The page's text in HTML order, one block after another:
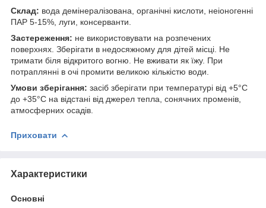
Склад: вода демінералізована, органічні кислоти, неіоногенні
ПАР 5-15%, луги, консерванти.
Застереження: не використовувати на розпечених
поверхнях. Зберігати в недосяжному для дітей місці. Не
тримати біля відкритого вогню. Не вживати як їжу. При
потраплянні в очі промити великою кількістю води.
Умови зберігання: засіб зберігати при температурі від +5°С
до +35°С на відстані від джерел тепла, сонячних променів,
атмосферних осадів.
Приховати
Характеристики
Основні